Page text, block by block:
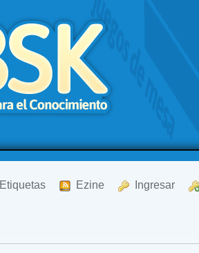
Etiquetas Ezine Ingresar